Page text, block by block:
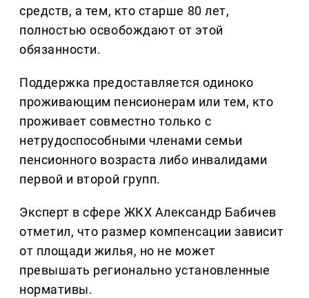
средств, а тем, кто старше 80 лет,
полностью освобождают от этой
обязанности.
Поддержка предоставляется одиноко
проживающим пенсионерам или тем, кто
проживает совместно только с
нетрудоспособными членами семьи
пенсионного возраста либо инвалидами
первой и второй групп.
Эксперт в сфере ЖКХ Александр Бабичев
отметил, что размер компенсации зависит
от площади жилья, но не может
превышать регионально установленные
нормативы.